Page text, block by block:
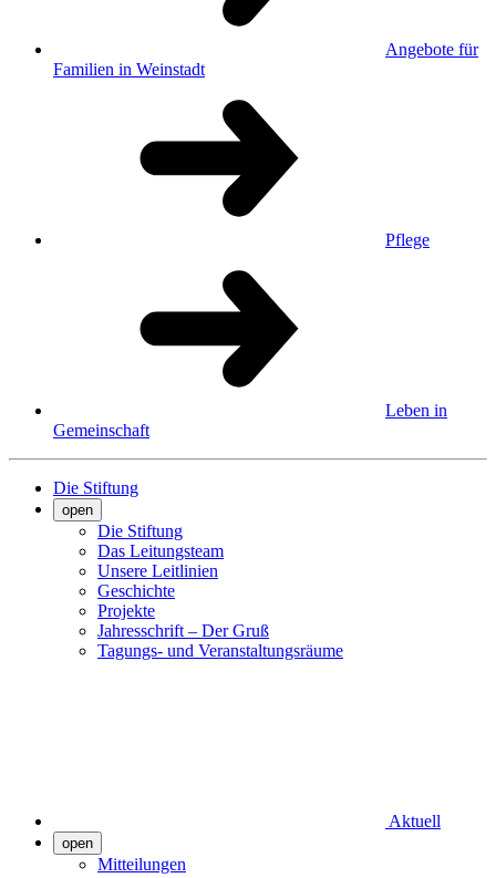
Angebote für
Familien in Weinstadt
Pflege
Leben in
Gemeinschaft
Die Stiftung
open
Die Stiftung
Das Leitungsteam
Unsere Leitlinien
Geschichte
Projekte
Jahresschrift – Der Gruß
Tagungs- und Veranstaltungsräume
Aktuell
open
Mitteilungen